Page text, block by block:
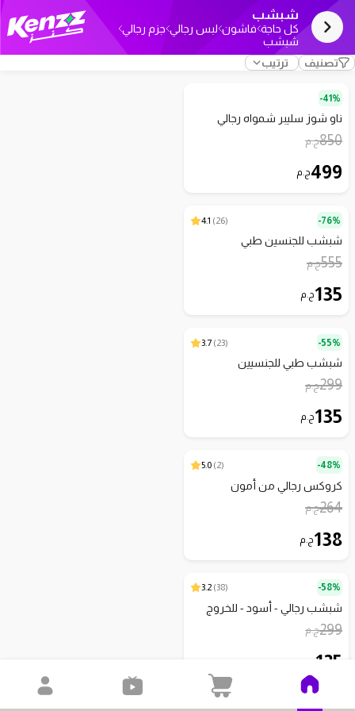
شبشب
كل حاجة فاشون لبس رجالي جزم رجالي
شبشب
تصنيف
ترتيب
41%-
ناو شوز سليبر شمواه رجالي
850ج.م
499ج.م
76%-
(
26
)
4.1
شبشب للجنسين طبي
555ج.م
135ج.م
55%-
(
23
)
3.7
شبشب طبي للجنسيين
299ج.م
135ج.م
48%-
(
2
)
5.0
كروكس رجالي من أمون
264ج.م
138ج.م
58%-
(
38
)
3.2
شبشب رجالي - أسود - للخروج
299ج.م
125